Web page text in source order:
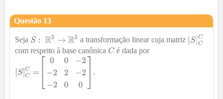
Questão 13
Seja
a transformação linear cuja matriz
com respeito à base canônica
é dada por
.